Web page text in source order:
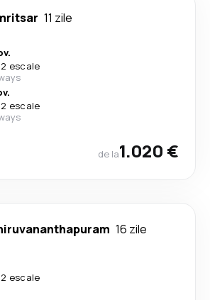
11 zile
2 escale
2 escale
de la1.020 €
16 zile
2 escale